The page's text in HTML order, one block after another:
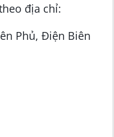
địa chỉ:
Phủ, Điện Biên